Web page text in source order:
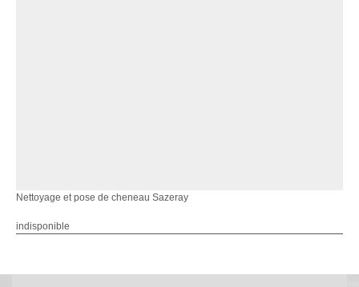
Nettoyage et pose de cheneau Sazeray
indisponible